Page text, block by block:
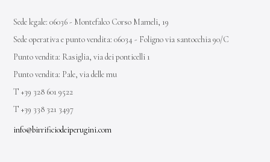
Sede legale: 06036 - Montefalco Corso Mameli, 19
Sede operativa e punto vendita: 06034 - Foligno via santocchia 90/C
Punto vendita: Rasiglia, via dei ponticelli 1
Punto vendita: Pale, via delle mu
T +39 328 601 9522
T +39 338 321 3497
info@birrificiodeiperugini.com